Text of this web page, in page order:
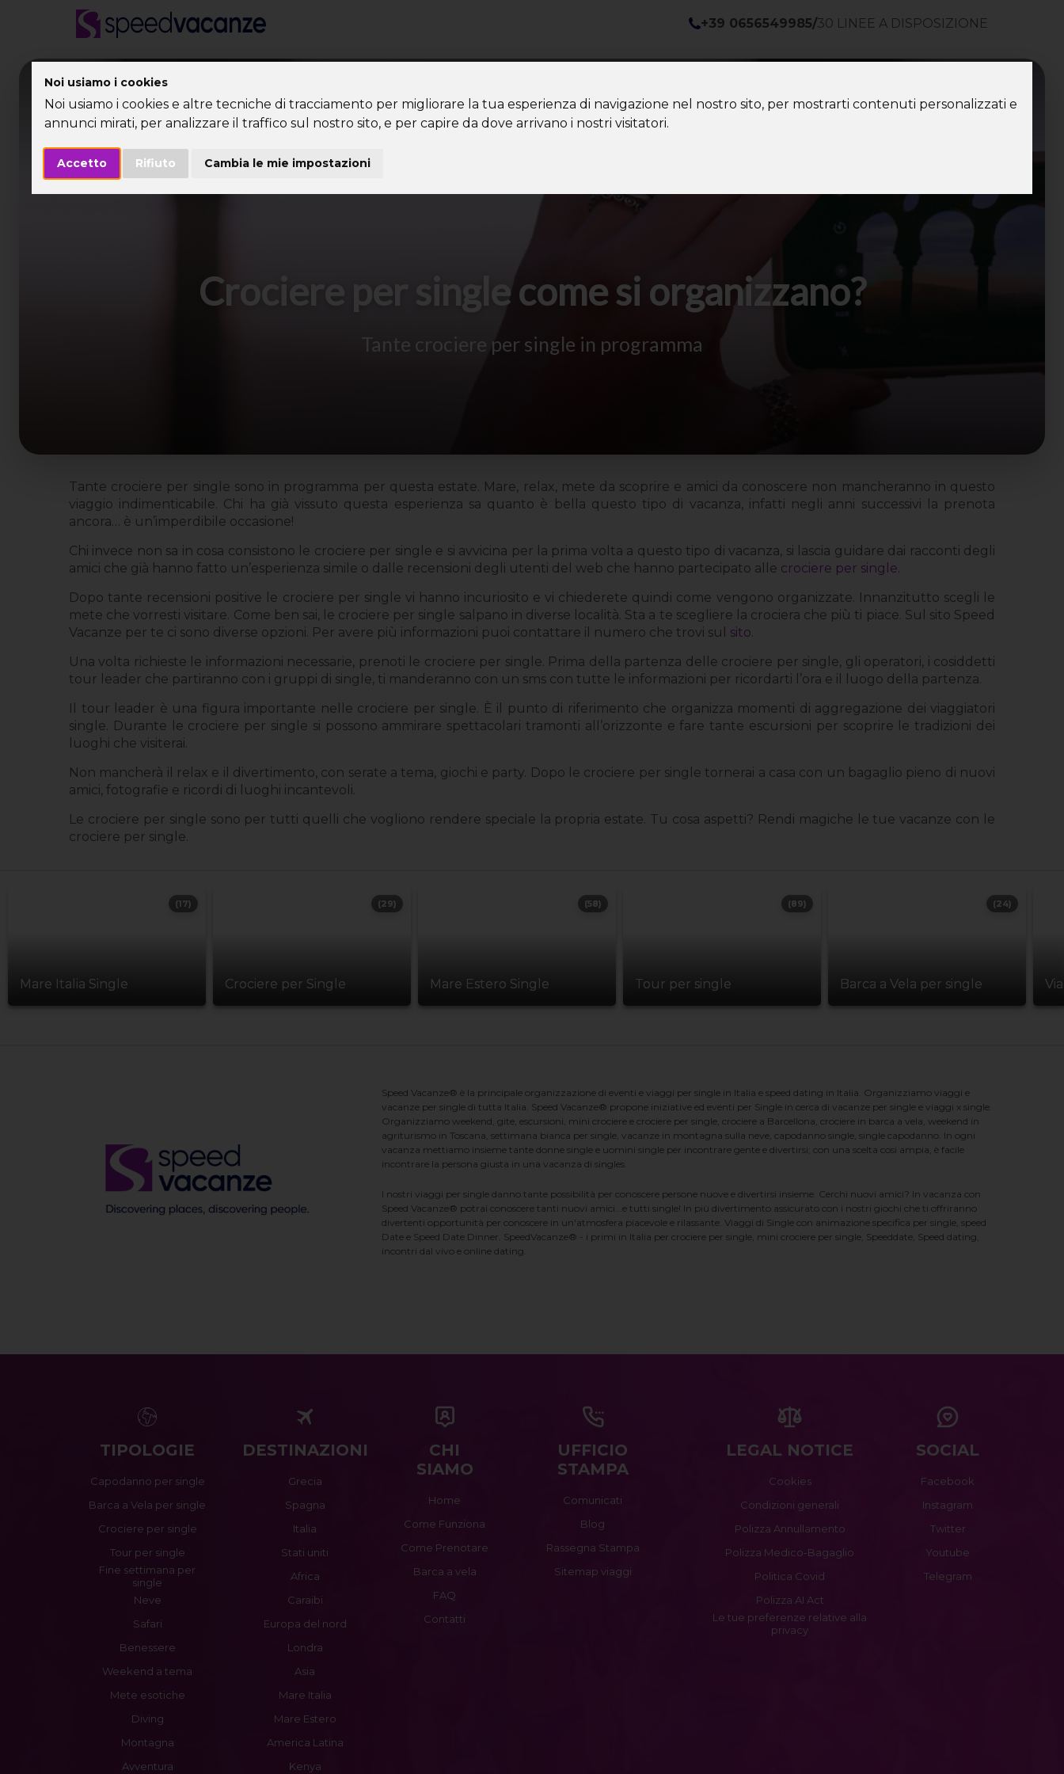
Noi usiamo i cookies
Noi usiamo i cookies e altre tecniche di tracciamento per migliorare la tua esperienza di navigazione nel nostro sito, per mostrarti contenuti personalizzati e
annunci mirati, per analizzare il traffico sul nostro sito, e per capire da dove arrivano i nostri visitatori.
Accetto Rifiuto Cambia le mie impostazioni
+39 0656549985/30 LINEE A DISPOSIZIONE
Crociere per single come si organizzano?
Tante crociere per single in programma
Tante crociere per single sono in programma per questa estate. Mare, relax, mete da scoprire e amici da conoscere non mancheranno in questo
viaggio indimenticabile. Chi ha già vissuto questa esperienza sa quanto è bella questo tipo di vacanza, infatti negli anni successivi la prenota
ancora… è un’imperdibile occasione!
Chi invece non sa in cosa consistono le crociere per single e si avvicina per la prima volta a questo tipo di vacanza, si lascia guidare dai racconti degli
amici che già hanno fatto un’esperienza simile o dalle recensioni degli utenti del web che hanno partecipato alle crociere per single
Dopo tante recensioni positive le crociere per single vi hanno incuriosito e vi chiederete quindi come vengono organizzate. Innanzitutto scegli le
mete che vorresti visitare. Come ben sai, le crociere per single salpano in diverse località. Sta a te scegliere la crociera che più ti piace. Sul sito Speed
Vacanze per te ci sono diverse opzioni. Per avere più informazioni puoi contattare il numero che trovi sul sito
Una volta richieste le informazioni necessarie, prenoti le crociere per single. Prima della partenza delle crociere per single, gli operatori, i cosiddetti
tour leader che partiranno con i gruppi di single, ti manderanno con un sms con tutte le informazioni per ricordarti l’ora e il luogo della partenza.
Il tour leader è una figura importante nelle crociere per single. È il punto di riferimento che organizza momenti di aggregazione dei viaggiatori
single. Durante le crociere per single si possono ammirare spettacolari tramonti all’orizzonte e fare tante escursioni per scoprire le tradizioni dei
luoghi che visiterai.
Non mancherà il relax e il divertimento, con serate a tema, giochi e party. Dopo le crociere per single tornerai a casa con un bagaglio pieno di nuovi
amici, fotografie e ricordi di luoghi incantevoli.
Le crociere per single sono per tutti quelli che vogliono rendere speciale la propria estate. Tu cosa aspetti? Rendi magiche le tue vacanze con le
crociere per single.
Mare Italia Single
(17)
Crociere per Single
(29)
Mare Estero Single
(58)
Tour per single
(89)
Barca a Vela per single
(24)
Speed Vacanze® è la principale organizzazione di eventi e viaggi per single in Italia e speed dating in Italia. Organizziamo viaggi e
vacanze per single di tutta Italia. Speed Vacanze® propone iniziative ed eventi per Single in cerca di vacanze per single e viaggi x single.
Organizziamo weekend, gite, escursioni, mini crociere e crociere per single, crociere a Barcellona, crociere in barca a vela, weekend in
agriturismo in Toscana, settimana bianca per single, vacanze in montagna sulla neve, capodanno single, single capodanno. In ogni
vacanza mettiamo insieme tante donne single e uomini single per incontrare gente e divertirsi; con una scelta cosi ampia, è facile
incontrare la persona giusta in una vacanza di singles.
I nostri viaggi per single danno tante possibilità per conoscere persone nuove e divertirsi insieme. Cerchi nuovi amici? In vacanza con
Speed Vacanze® potrai conoscere tanti nuovi amici...e tutti single! In più divertimento assicurato con i nostri giochi che ti offriranno
divertenti opportunità per conoscere in un'atmosfera piacevole e rilassante. Viaggi di Single con animazione specifica per single, speed
Date e Speed Date Dinner. SpeedVacanze® - i primi in Italia per crociere per single, mini crociere per single, Speeddate, Speed dating,
incontri dal vivo e online dating.
TIPOLOGIE
Capodanno per single
Barca a Vela per single
Crociere per single
Tour per single
Fine settimana per
single
Neve
Safari
Benessere
Weekend a tema
Mete esotiche
Diving
Montagna
Avventura
DESTINAZIONI
Grecia
Spagna
Italia
Stati uniti
Africa
Caraibi
Europa del nord
Londra
Asia
Mare Italia
Mare Estero
America Latina
Kenya
CHI
SIAMO
Home
Come Funziona
Come Prenotare
Barca a vela
FAQ
Contatti
UFFICIO
STAMPA
Comunicati
Blog
Rassegna Stampa
Sitemap viaggi
LEGAL NOTICE
Cookies
Condizioni generali
Polizza Annullamento
Polizza Medico-Bagaglio
Politica Covid
Polizza AI Act
Le tue preferenze relative alla
privacy
SOCIAL
Facebook
Instagram
Twitter
Youtube
Telegram